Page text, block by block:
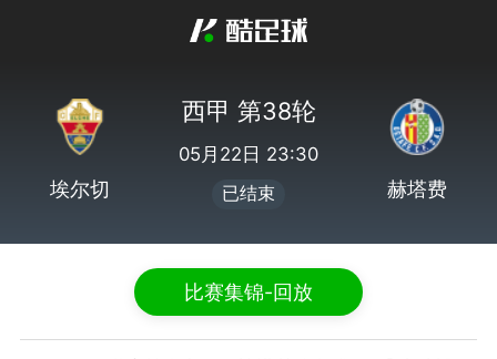
埃尔切
西甲 第38轮
05月22日 23:30
已结束 赫塔费
比赛集锦-回放